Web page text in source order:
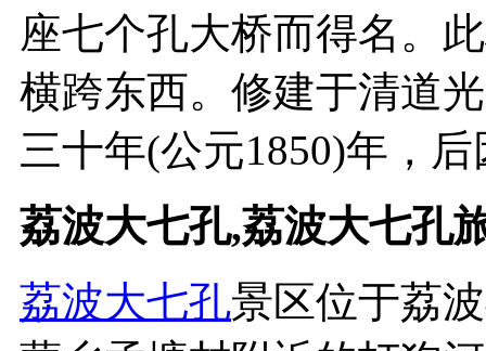
座七个孔大桥而得名。
横跨东西。修建于清道
三十年(公元1850)年，后
荔波大七孔,荔波大七孔
荔波大七孔景区位于荔